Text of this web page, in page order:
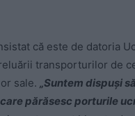
că este de datoria
transporturilor de
sale. „Suntem dispuşi
părăsesc porturile